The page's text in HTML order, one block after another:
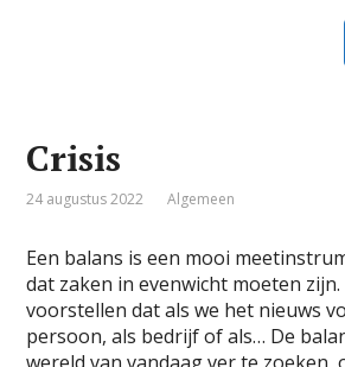
Crisis
24 augustus 2022 Algemeen
Een balans is een mooi
dat zaken in evenwicht moeten
voorstellen dat als we het nieuws
persoon, als bedrijf of als… De